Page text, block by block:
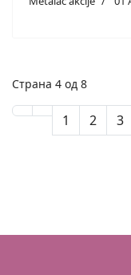
Страна 4 од 8
1 2 3